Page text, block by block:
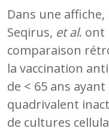
Dans une affiche,
Seqirus, et al. ont
comparaison
la vaccination
de < 65 ans
quadrivalent
de cultures